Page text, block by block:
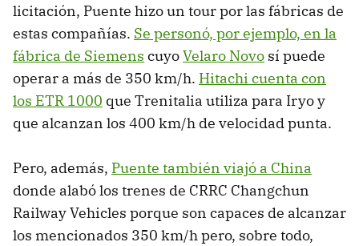
licitación, Puente hizo un tour por las fábricas de
estas compañías. Se personó, por ejemplo, en la
fábrica de Siemens cuyoVelaro Novo sí puede
operar a más de 350 km/h. Hitachi cuenta con
los ETR 1000 que Trenitalia utiliza para Iryo y
que alcanzan los 400 km/h de velocidad punta.
Pero, además, Puente también viajó a China
donde alabó los trenes de CRRC Changchun
Railway Vehicles porque son capaces de alcanzar
los mencionados 350 km/h pero, sobre todo,